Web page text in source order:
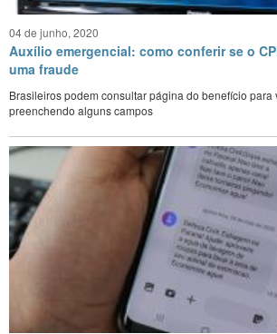
04 de junho, 2020
Auxílio emergencial: como conferir se o
uma fraude
Brasileiros podem consultar página do benefício
preenchendo alguns campos